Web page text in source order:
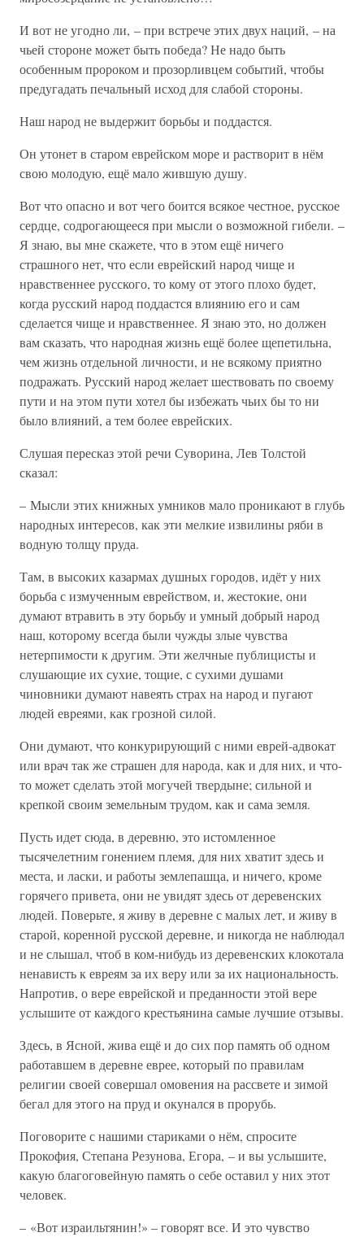
И вот не угодно ли, – при встрече этих двух наций, – на
чьей стороне может быть победа? Не надо быть
особенным пророком и прозорливцем событий, чтобы
предугадать печальный исход для слабой стороны.
Наш народ не выдержит борьбы и поддастся.
Он утонет в старом еврейском море и растворит в нём
свою молодую, ещё мало жившую душу.
Вот что опасно и вот чего боится всякое честное, русское
сердце, содрогающееся при мысли о возможной гибели. –
Я знаю, вы мне скажете, что в этом ещё ничего
страшного нет, что если еврейский народ чище и
нравственнее русского, то кому от этого плохо будет,
когда русский народ поддастся влиянию его и сам
сделается чище и нравственнее. Я знаю это, но должен
вам сказать, что народная жизнь ещё более щепетильна,
чем жизнь отдельной личности, и не всякому приятно
подражать. Русский народ желает шествовать по своему
пути и на этом пути хотел бы избежать чьих бы то ни
было влияний, а тем более еврейских.
Слушая пересказ этой речи Суворина, Лев Толстой
сказал:
– Мысли этих книжных умников мало проникают в глубь
народных интересов, как эти мелкие извилины ряби в
водную толщу пруда.
Там, в высоких казармах душных городов, идёт у них
борьба с измученным еврейством, и, жестокие, они
думают втравить в эту борьбу и умный добрый народ
наш, которому всегда были чужды злые чувства
нетерпимости к другим. Эти желчные публицисты и
слушающие их сухие, тощие, с сухими душами
чиновники думают навеять страх на народ и пугают
людей евреями, как грозной силой.
Они думают, что конкурирующий с ними еврей-адвокат
или врач так же страшен для народа, как и для них, и что-
то может сделать этой могучей твердыне; сильной и
крепкой своим земельным трудом, как и сама земля.
Пусть идет сюда, в деревню, это истомленное
тысячелетним гонением племя, для них хватит здесь и
места, и ласки, и работы землепашца, и ничего, кроме
горячего привета, они не увидят здесь от деревенских
людей. Поверьте, я живу в деревне с малых лет, и живу в
старой, коренной русской деревне, и никогда не наблюдал
и не слышал, чтоб в ком-нибудь из деревенских клокотала
ненависть к евреям за их веру или за их национальность.
Напротив, о вере еврейской и преданности этой вере
услышите от каждого крестьянина самые лучшие отзывы.
Здесь, в Ясной, жива ещё и до сих пор память об одном
работавшем в деревне еврее, который по правилам
религии своей совершал омовения на рассвете и зимой
бегал для этого на пруд и окунался в прорубь.
Поговорите с нашими стариками о нём, спросите
Прокофия, Степана Резунова, Егора, – и вы услышите,
какую благоговейную память о себе оставил у них этот
человек.
– «Вот израильтянин!» – говорят все. И это чувство